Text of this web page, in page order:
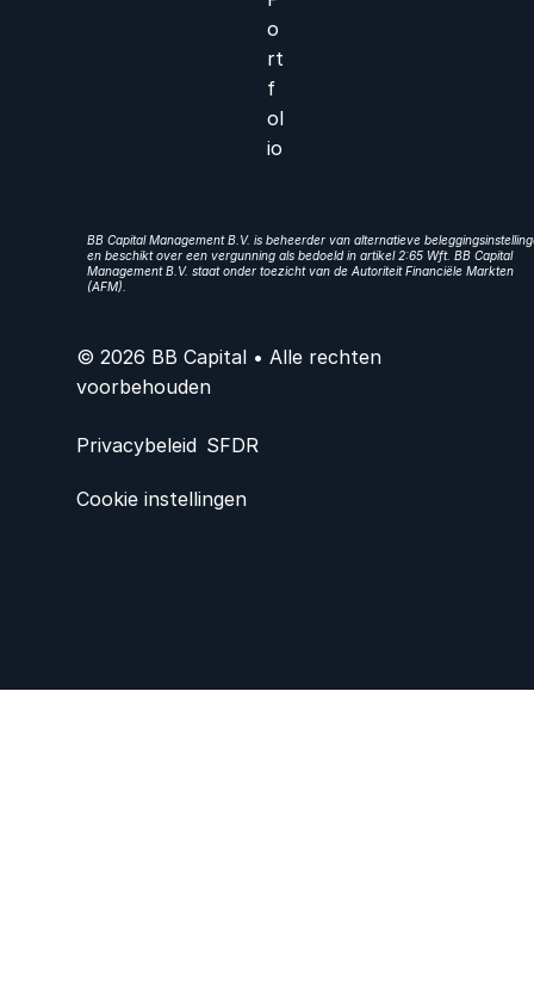
o
rt
f
ol
io
BB Capital Management B.V. is beheerder van alternatieve
en beschikt over een vergunning als bedoeld in artikel 2:65 Wft. BB Capital
Management B.V. staat onder toezicht van de Autoriteit Financiële Markten
(AFM).
© 2026 BB Capital • Alle rechten
voorbehouden
Privacybeleid SFDR
Cookie instellingen